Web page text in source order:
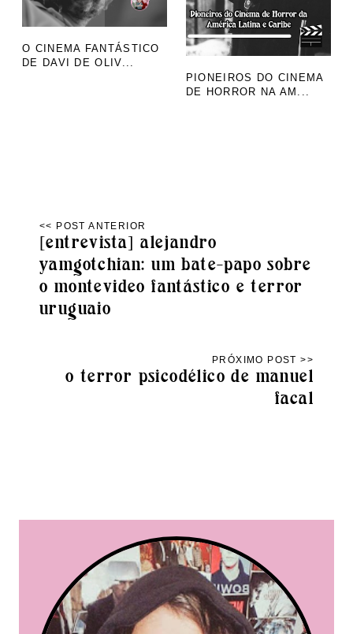
O CINEMA FANTÁSTICO
DE DAVI DE OLIV...
PIONEIROS DO CINEMA
DE HORROR NA AM...
[entrevista] alejandro
yamgotchian: um bate-papo sobre
o montevideo fantástico e terror
uruguaio
o terror psicodélico de manuel
facal